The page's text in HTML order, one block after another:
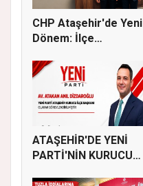
CHP Ataşehir'de Yeni
Dönem: İlçe
ATAŞEHİR'DE YENİ
PARTİ'NİN KURUCU